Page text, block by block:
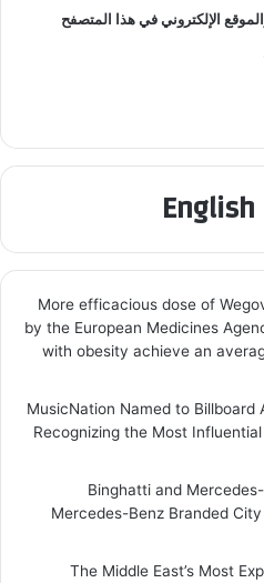
الإلكتروني في هذا المتصفح
More efficacious dose of
by the European Medicines
with obesity achieve an
MusicNation Named to Billboard
Recognizing the Most
Binghatti and
Mercedes-Benz Branded
The Middle East’s Most